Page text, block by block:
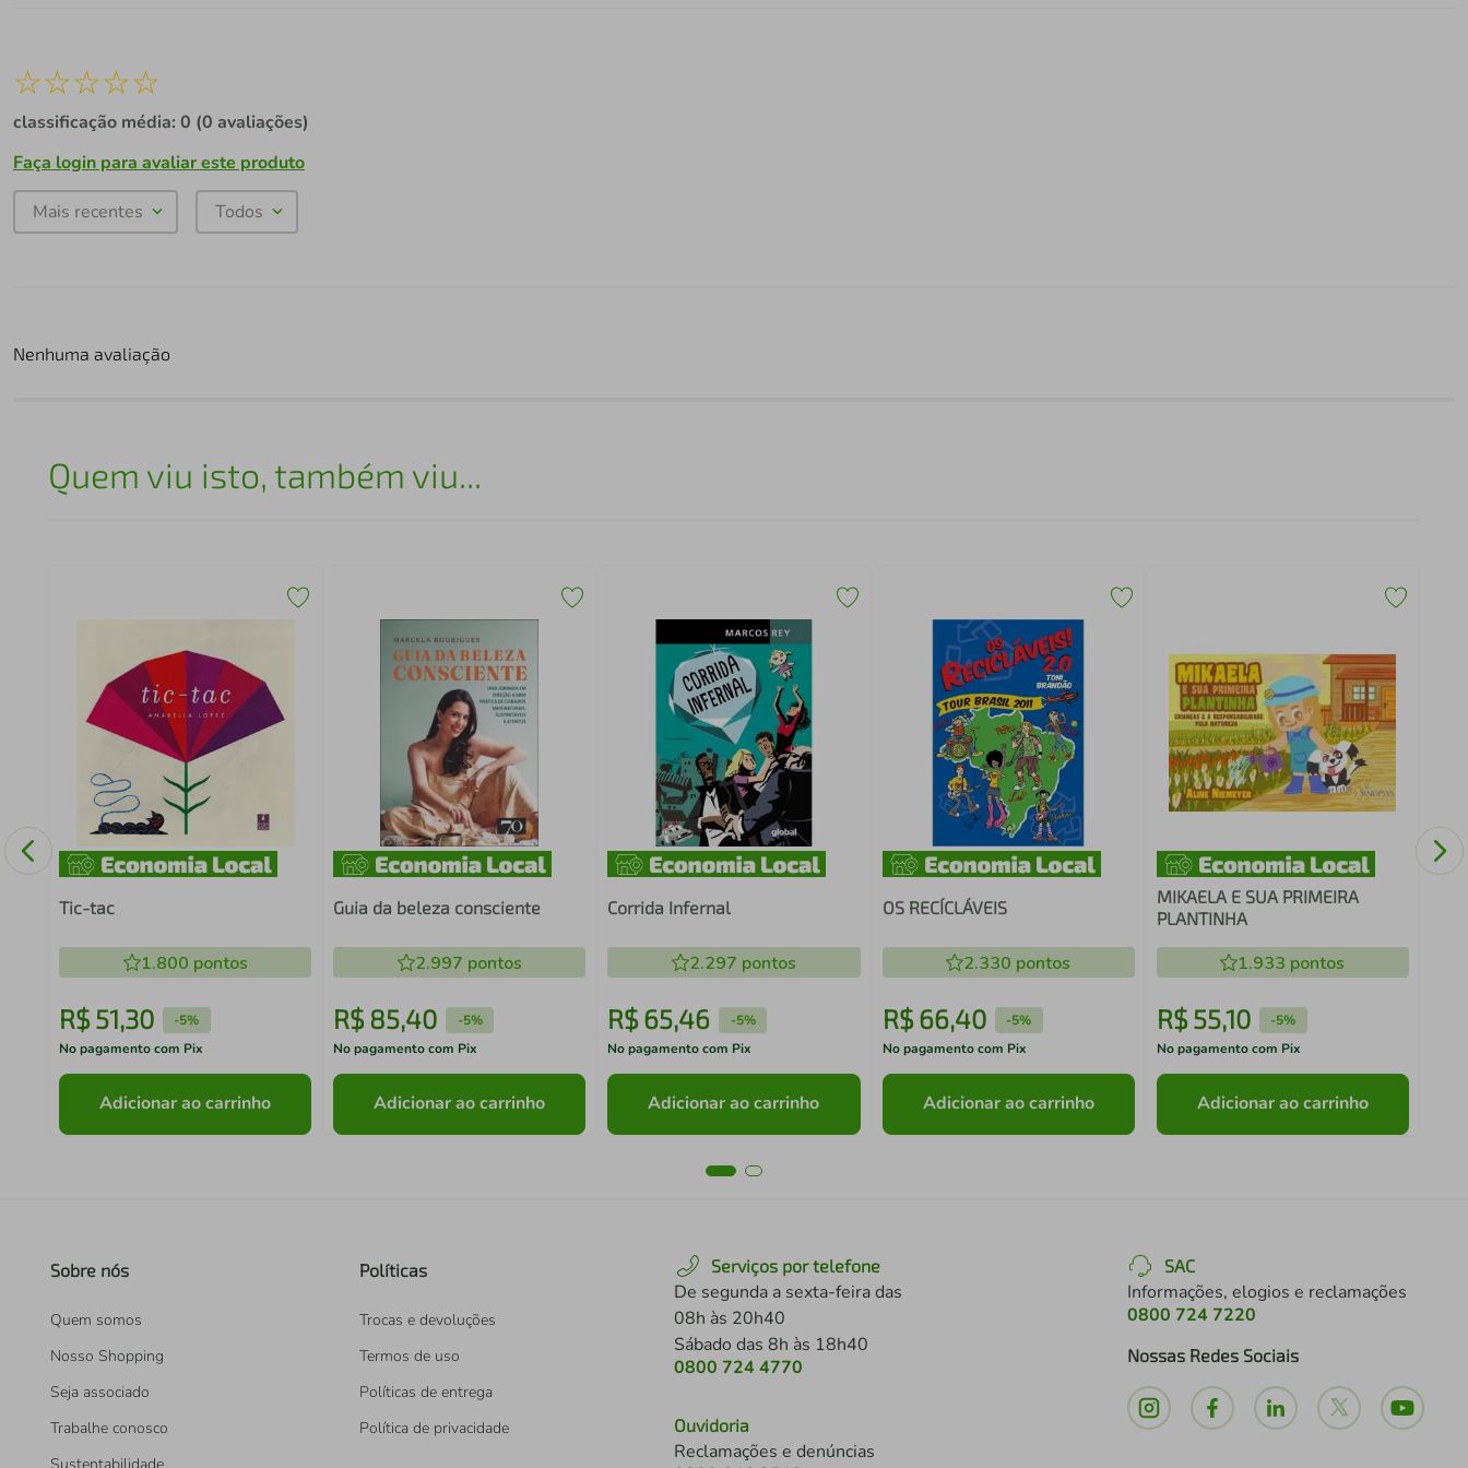
☆☆☆☆☆
classificação média: 0 (0 avaliações)
Faça login para avaliar este produto
Mais recentes Todos
Nenhuma avaliação
Quem viu isto, também viu...
Tic-tac
1.800 pontos
R$ 51,30 -5%
No pagamento com Pix
Adicionar ao carrinho
Guia da beleza consciente
2.997 pontos
R$ 85,40 -5%
No pagamento com Pix
Adicionar ao carrinho
Corrida Infernal
2.297 pontos
R$65,46 -5%
No pagamento com Pix
Adicionar ao carrinho
OS RECÍCLÁVEIS
2.330 pontos
R$ 66,40 -5%
No pagamento com Pix
Adicionar ao carrinho
MIKAELA E SUA PRIMEIRA
PLANTINHA
1.933 pontos
R$ 55,10 -5%
No pagamento com Pix
Adicionar ao carrinho
Sobre nós
Quem somos
Nosso Shopping
Seja associado
Trabalhe conosco
Políticas
Trocas e devoluções
Termos de uso
Políticas de entrega
Política de privacidade
Serviços por telefone
De segunda a sexta-feira das
08h às 20h40
Sábado das 8h às 18h40
0800 724 4770
Ouvidoria
Reclamações e denúncias
SAC
Informações, elogios e reclamações
0800 724 7220
Nossas Redes Sociais